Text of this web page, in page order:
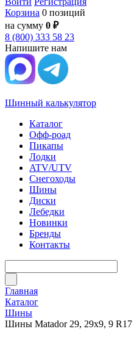
Корзина 0 позиций
на сумму 0 ₽
8 (800) 333 58 23
Напишите нам
Шинный калькулятор
Каталог
Офф-роад
Пикапы
Лодки
ATV/UTV
Снегоходы
Шины
Диски
Лебедки
Новинки
Бренды
Контакты
Главная
Каталог
Шины
Шины Matador 29, 29х9, 9 R17